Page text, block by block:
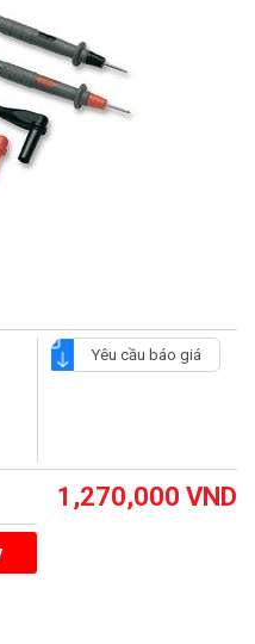
Yêu cầu báo giá
1,270,000 VND